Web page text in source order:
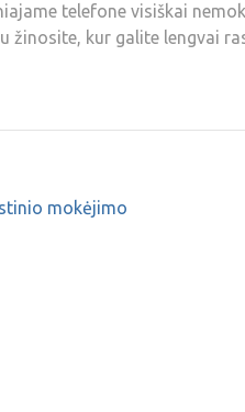
telefone visiškai
kur galite lengvai
mokėjimo